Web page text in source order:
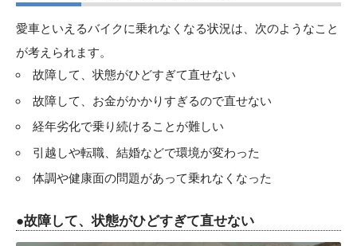
愛車といえるバイクに乗れなくなる状況は、次のようなこと
が考えられます。
故障して、状態がひどすぎて直せない
故障して、お金がかかりすぎるので直せない
経年劣化で乗り続けることが難しい
引越しや転職、結婚などで環境が変わった
体調や健康面の問題があって乗れなくなった
●故障して、状態がひどすぎて直せない